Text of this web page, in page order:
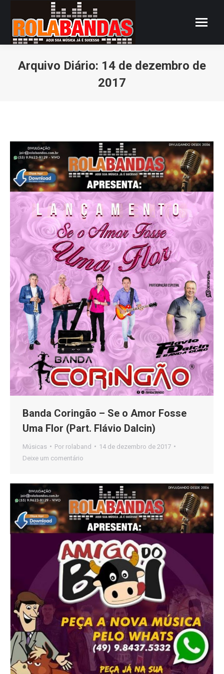
Arquivo Diário: 14 de dezembro de
2017
Banda Coringão – Se o Amor Fosse
Uma Flor (Part. Flávio Dalcin)
Músicas Por rolaband
14 de dezembro de 2017
Deixe um comentário